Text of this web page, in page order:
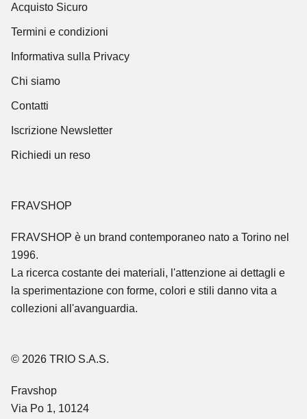
Acquisto Sicuro
Termini e condizioni
Informativa sulla Privacy
Chi siamo
Contatti
Iscrizione Newsletter
Richiedi un reso
FRAVSHOP
FRAVSHOP è un brand contemporaneo nato a Torino nel
1996.
La ricerca costante dei materiali, l'attenzione ai dettagli e
la sperimentazione con forme, colori e stili danno vita a
collezioni all'avanguardia.
© 2026 TRIO S.A.S.
Fravshop
Via Po 1, 10124